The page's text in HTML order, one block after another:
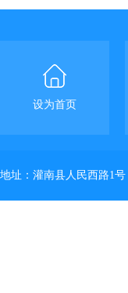
设为首页
地址：灌南县人民西路1号